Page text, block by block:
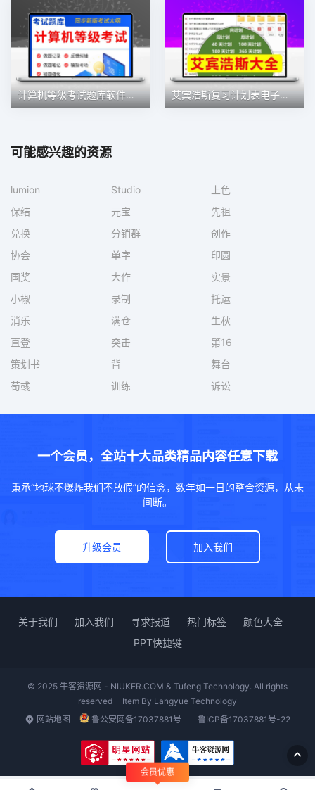
计算机等级考试题库软件一级二级三级可选二级MS Office高级应用 艾宾浩斯复习计划表电子版学习安排手账考研记忆表格30天遗忘曲线
可能感兴趣的资源
lumion Studio
上色
保结
元宝
先祖
兑换
分销群
创作
协会
单字
印圆
国奖
大作
实景
小椒
录制
托运
消乐
满仓
生秋
直登
突击
第16
策划书
背
舞台
荀彧
训练 诉讼
一个会员，全站十大品类精品内容任意下载
秉承“地球不爆炸我们不放假”的信念，数年如一日的整合资源，从未
间断。
升级会员 加入我们
关于我们 加入我们 寻求报道 热门标签
颜色大全
PPT快捷键
© 2025 牛客资源网 - NIUKER.COM & Tufeng Technology. All rights
reserved
Item By Langyue Technology
网站地图
鲁公安网备17037881号 鲁ICP备17037881号-22
会员优惠